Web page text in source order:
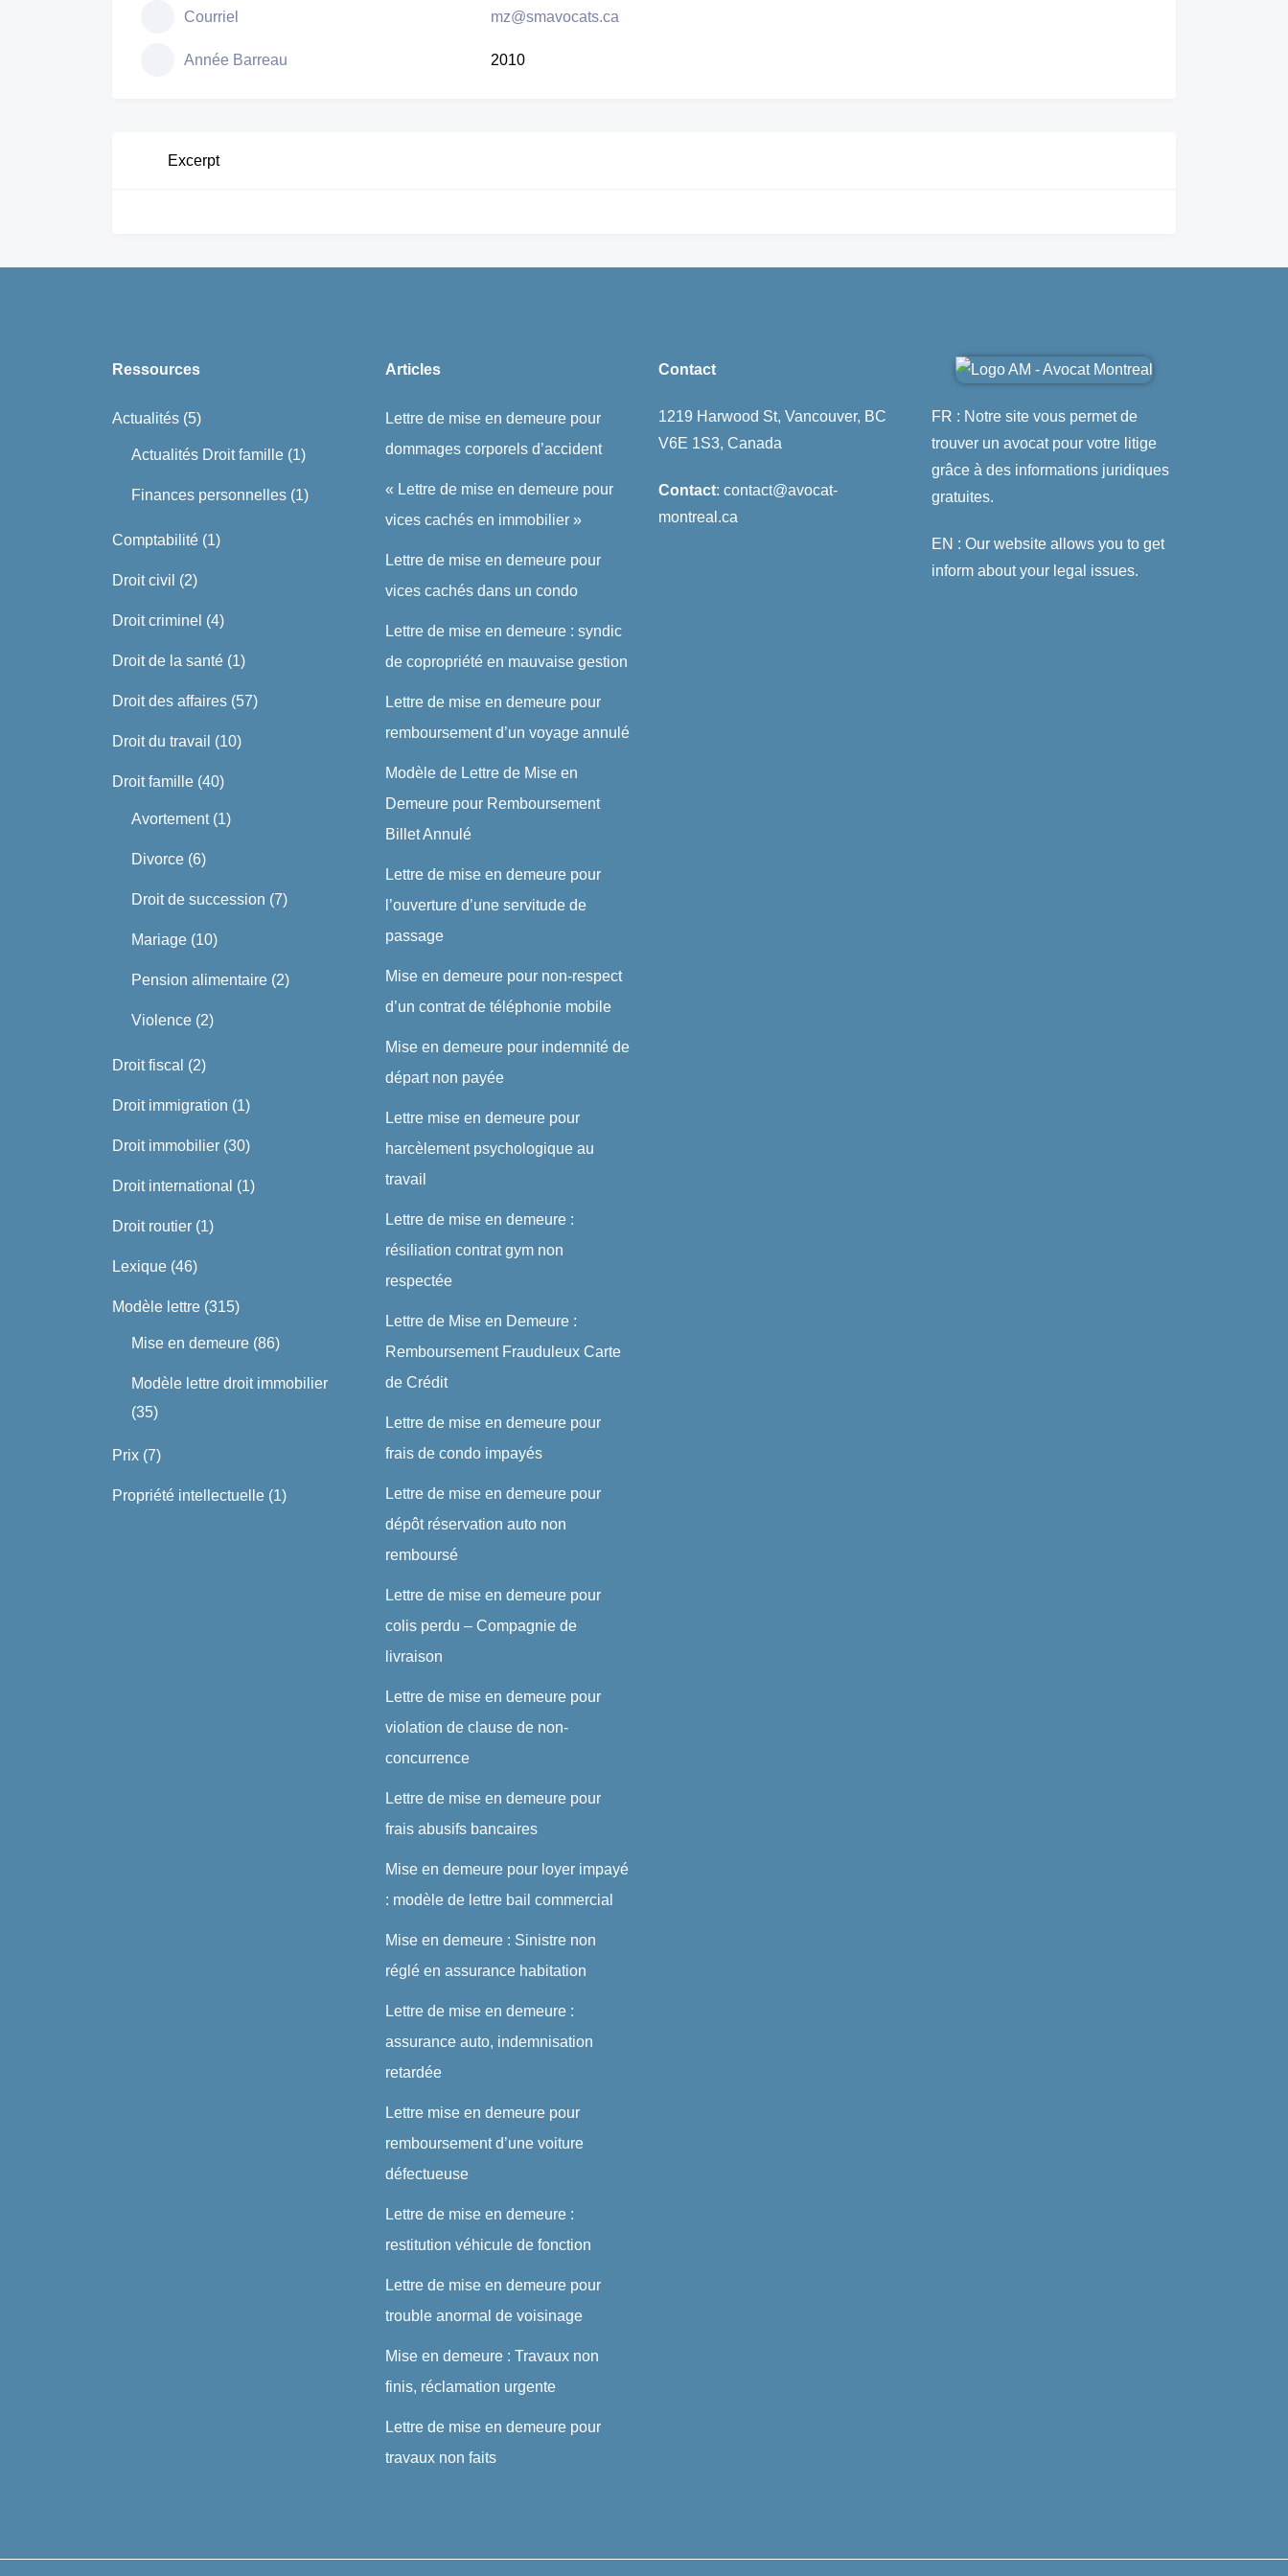
Courriel mz@smavocats.ca
Année Barreau 2010
Excerpt
Ressources
Actualités (5)
Actualités Droit famille (1)
Finances personnelles (1)
Comptabilité (1)
Droit civil (2)
Droit criminel (4)
Droit de la santé (1)
Droit des affaires (57)
Droit du travail (10)
Droit famille (40)
Avortement(1)
Divorce (6)
Droit de succession (7)
Mariage (10)
Pension alimentaire (2)
Violence (2)
Droit fiscal (2)
Droit immigration (1)
Droit immobilier (30)
Droit international (1)
Droit routier (1)
Lexique (46)
Modèle lettre (315)
Mise en demeure (86)
Modèle lettre droit immobilier
(35)
Prix (7)
Propriété intellectuelle (1)
Articles
Lettre de mise en demeure pour
dommages corporels d’accident
« Lettre de mise en demeure pour
vices cachés en immobilier »
Lettre de mise en demeure pour
vices cachés dans un condo
Lettre de mise en demeure : syndic
de copropriété en mauvaise gestion
Lettre de mise en demeure pour
remboursement d’un voyage annulé
Modèle de Lettre de Mise en
Demeure pour Remboursement
Billet Annulé
Lettre de mise en demeure pour
l’ouverture d’une servitude de
passage
Mise en demeure pour non-respect
d’un contrat de téléphonie mobile
Mise en demeure pour indemnité de
départ non payée
Lettre mise en demeure pour
harcèlement psychologique au
travail
Lettre de mise en demeure :
résiliation contrat gym non
respectée
Lettre de Mise en Demeure :
Remboursement Frauduleux Carte
de Crédit
Lettre de mise en demeure pour
frais de condo impayés
Lettre de mise en demeure pour
dépôt réservation auto non
remboursé
Lettre de mise en demeure pour
colis perdu – Compagnie de
livraison
Lettre de mise en demeure pour
violation de clause de non-
concurrence
Lettre de mise en demeure pour
frais abusifs bancaires
Mise en demeure pour loyer impayé
: modèle de lettre bail commercial
Mise en demeure : Sinistre non
réglé en assurance habitation
Lettre de mise en demeure :
assurance auto, indemnisation
retardée
Lettre mise en demeure pour
remboursement d’une voiture
défectueuse
Lettre de mise en demeure :
restitution véhicule de fonction
Lettre de mise en demeure pour
trouble anormal de voisinage
Mise en demeure : Travaux non
finis, réclamation urgente
Lettre de mise en demeure pour
travaux non faits
Contact
1219 Harwood St, Vancouver, BC
V6E 1S3, Canada
Contact: contact@avocat-
montreal.ca
FR : Notre site vous permet de
trouver un avocat pour votre litige
grâce à des informations juridiques
gratuites.
EN : Our website allows you to get
inform about your legal issues.